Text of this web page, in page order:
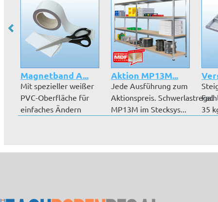
Magnetband A...
Mit spezieller weißer
PVC-Oberfläche für
einfaches Ändern
Aktion MP13M...
Jede Ausführung zum
Aktionspreis. Schwerlastregal
MP13M im Stecksys...
35